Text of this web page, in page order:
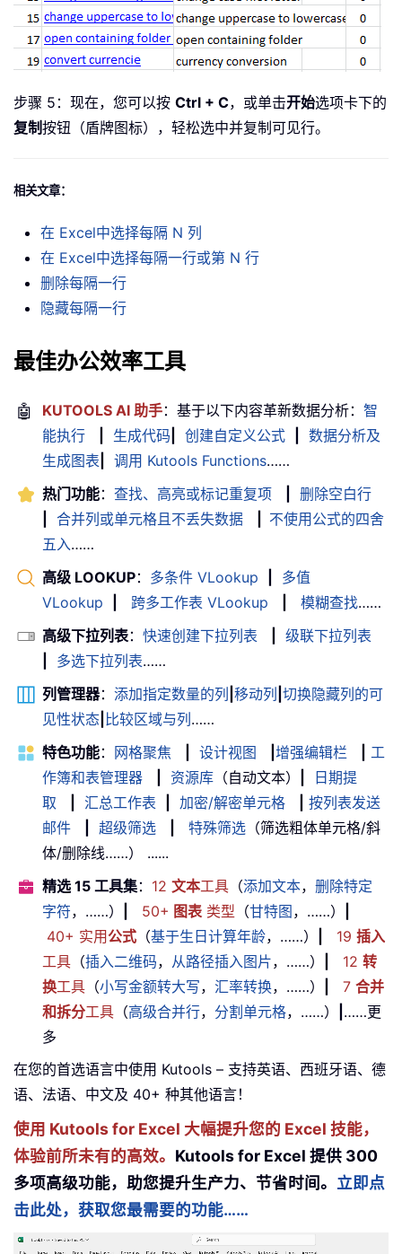
步骤 5：现在，您可以按 Ctrl + C，或单击开始选项卡下的
复制按钮（盾牌图标），轻松选中并复制可见行。
相关文章：
在 Excel中选择每隔 N 列
在 Excel中选择每隔一行或第 N 行
删除每隔一行
隐藏每隔一行
最佳办公效率工具
🤖 KUTOOLS AI 助手：基于以下内容革新数据分析： 智
能执行
生成代码 创建自定义公式
数据分析及
生成图表
调用 Kutools Functions……
热门功能： 查找、高亮或标记重复项
删除空白行
合并列或单元格且不丢失数据
不使用公式的四舍
五入……
高级 LOOKUP： 多条件 VLookup
多值
VLookup
跨多工作表 VLookup 模糊查找……
高级下拉列表： 快速创建下拉列表
级联下拉列表
多选下拉列表……
列管理器： 添加指定数量的列 移动列 切换隐藏列的可
见性状态 比较区域与列……
特色功能： 网格聚焦 设计视图 增强编辑栏
工
作簿和表管理器
资源库 （自动文本）
日期提
取
汇总工作表 加密/解密单元格
按列表发送
邮件
超级筛选 特殊筛选 （筛选粗体单元格/斜
体/删除线……） ......
精选 15 工具集： 12 文本工具 （添加文本， 删除特定
字符，……） 50+ 图表 类型 （甘特图，……）
40+ 实用公式 （基于生日计算年龄，……） 19 插入
工具 （插入二维码， 从路径插入图片，……） 12 转
换工具 （小写金额转大写， 汇率转换，……） 7 合并
和拆分工具 （高级合并行， 分割单元格，……）
……更
多
在您的首选语言中使用 Kutools – 支持英语、西班牙语、德
语、法语、中文及 40+ 种其他语言！
使用 Kutools for Excel 大幅提升您的 Excel 技能，
体验前所未有的高效。 Kutools for Excel 提供 300
多项高级功能，助您提升生产力、节省时间。 立即点
击此处，获取您最需要的功能……